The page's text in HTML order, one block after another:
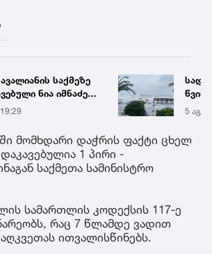
მოსალოდნელი
და სად
მაღალი
5 აგვ
მომხდარი დაჭრის ფაქტი ცხელ
1 პირი -
საქმეთა სამინისტრო
სამართლის კოდექსის 117-ე
რაც 7 წლამდე ვადით
ითვალისწინებს.